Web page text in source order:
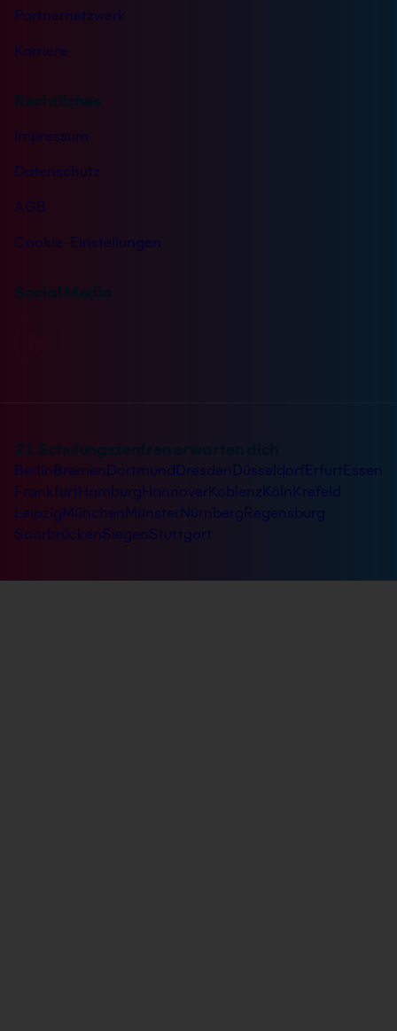
Partnernetzwerk
Karriere
Rechtliches
Impressum
Datenschutz
AGB
Cookie-Einstellungen
Social Media
21 Schulungszentren erwarten dich
Berlin Bremen Dortmund ErfurtEssen
FrankfurtHamburgHannover
Krefeld
LeipzigMünchen Münster
SaarbrückenSiegen Stuttgart